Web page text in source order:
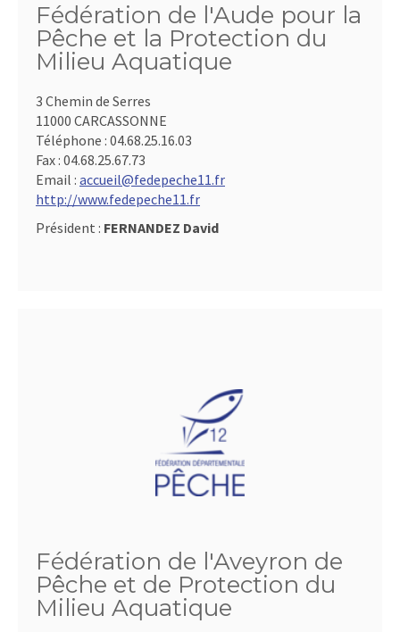
Fédération de l'Aude pour la
Pêche et la Protection du
Milieu Aquatique
3 Chemin de Serres
11000 CARCASSONNE
Téléphone : 04.68.25.16.03
Fax : 04.68.25.67.73
Email : accueil@fedepeche11.fr
http://www.fedepeche11.fr
Président : FERNANDEZ David
Fédération de l'Aveyron de
Pêche et de Protection du
Milieu Aquatique